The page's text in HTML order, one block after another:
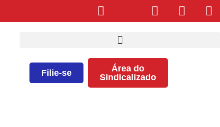
Filie-se
Área do
Sindicalizado